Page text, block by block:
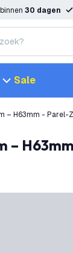
30 dagen
Sale
– H63mm - Parel-
–